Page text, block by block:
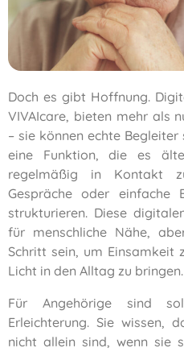
Doch es gibt Hoffnung.
VIVAIcare, bieten mehr als
– sie können echte Begleiter
eine Funktion, die es
regelmäßig in Kontakt
Gespräche oder einfache
strukturieren. Diese
für menschliche Nähe,
Schritt sein, um Einsamkeit
Licht in den Alltag zu bringen.
Für Angehörige sind
Erleichterung. Sie wissen,
nicht allein sind, wenn sie